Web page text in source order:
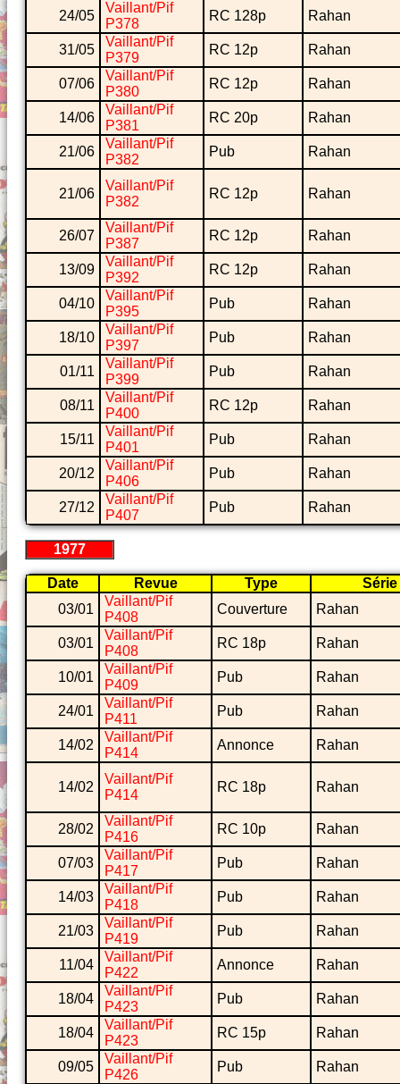
24/05
Vaillant/Pif
P378
RC 128p Rahan
31/05
Vaillant/Pif
P379
RC 12p Rahan
07/06
Vaillant/Pif
P380
RC 12p Rahan
14/06
Vaillant/Pif
P381
RC 20p Rahan
21/06
Vaillant/Pif
P382
Pub Rahan
21/06
Vaillant/Pif
P382
RC 12p Rahan
26/07
Vaillant/Pif
P387
RC 12p Rahan
13/09
Vaillant/Pif
P392
RC 12p Rahan
04/10
Vaillant/Pif
P395
Pub Rahan
18/10
Vaillant/Pif
P397
Pub Rahan
01/11
Vaillant/Pif
P399
Pub Rahan
08/11
Vaillant/Pif
P400
RC 12p Rahan
15/11
Vaillant/Pif
P401
Pub Rahan
20/12
Vaillant/Pif
P406
Pub Rahan
27/12
Vaillant/Pif
P407
Pub Rahan
1977
Date Revue Type
Série
03/01
Vaillant/Pif
P408
Couverture Rahan
03/01
Vaillant/Pif
P408
RC 18p Rahan
10/01
Vaillant/Pif
P409
Pub Rahan
24/01
Vaillant/Pif
P411
Pub Rahan
14/02
Vaillant/Pif
P414
Annonce Rahan
14/02
Vaillant/Pif
P414
RC 18p Rahan
28/02
Vaillant/Pif
P416
RC 10p Rahan
07/03
Vaillant/Pif
P417
Pub Rahan
14/03
Vaillant/Pif
P418
Pub Rahan
21/03
Vaillant/Pif
P419
Pub Rahan
11/04
Vaillant/Pif
P422
Annonce Rahan
18/04
Vaillant/Pif
P423
Pub Rahan
18/04
Vaillant/Pif
P423
RC 15p Rahan
09/05
Vaillant/Pif
P426
Pub Rahan